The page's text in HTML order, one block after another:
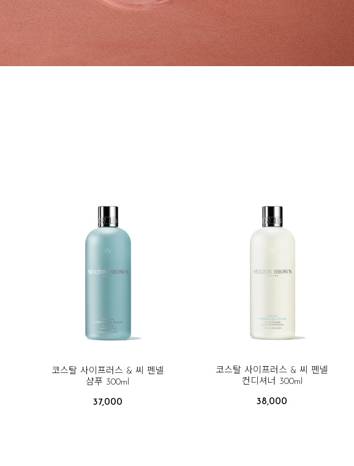
코스탈 사이프러스 & 씨 펜넬
샴푸 300ml
37,000
코스탈 사이프러스 & 씨 펜넬
컨디셔너 300ml
38,000